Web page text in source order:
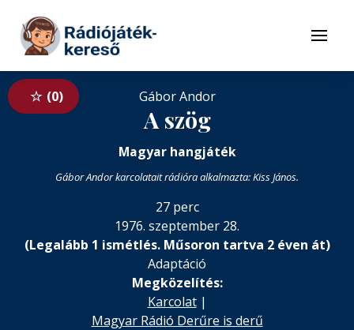
Tovább a tartalomhoz
Menü
0 Gábor Andor
A szög
Magyar hangjáték
Gábor Andor karcolatait rádióra alkalmazta: Kiss János.
27 perc
1976. szeptember 28.
(Legalább 1 ismétlés. Műsoron tartva 2 éven át)
Adaptáció
Megközelítés:
Karcolat|
Magyar Rádió Derűre is derű